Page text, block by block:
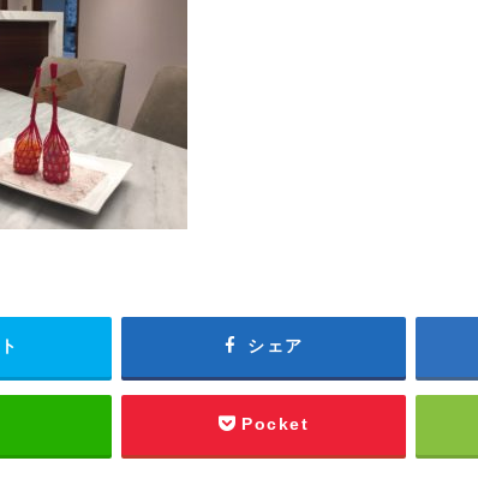
シェア
Pocket